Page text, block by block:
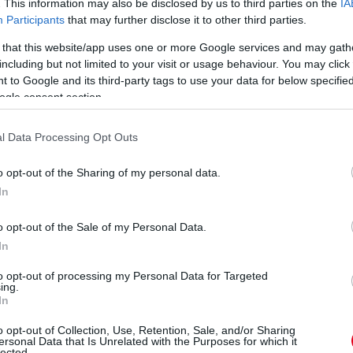
This information may also be disclosed by us to third parties on the
Participants that may further disclose it to other third parties.
that this website/app uses one or more Google services and may
but not limited to your visit or usage behaviour. You may
to Google and its third-party tags to use your data for below
consent section.
Data Processing Opt Outs
opt-out of the Sharing of my personal data.
opt-out of the Sale of my Personal Data.
opt-out of processing my Personal Data for Targeted
opt-out of Collection, Use, Retention, Sale, and/or Sharing
Data that Is Unrelated with the Purposes for which it
mentális megkönnyebbülést is.
látjuk át a helyzetünket. Amint azonban rendszert
a kontrollérzet. Ez a kontroll pedig alapvető ahhoz,
Egy hirtelen kiadás, egy munkahelyi változás vagy
az egyensúlyt. Ilyenkor válik igazán
hogy ne kényszerből hozzunk döntéseket. Nem kell
kompromisszumokat kötni olyan helyzetekben,
Ebben segít a megtakarítási számla is, amely